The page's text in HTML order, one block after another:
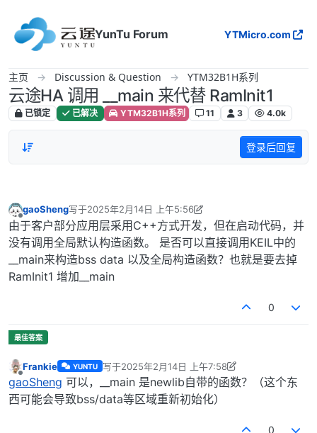
YunTu Forum
YTMicro.com
主页 Discussion & Question YTM32B1H系列
云途HA 调用 __main 来代替 RamInit1
已锁定 已解决 YTM32B1H系列 11 3 4.0k
登录后回复
离线
gaoSheng写于2025年2月14日 上午5:56
最后由 gaoSheng 编辑 2025年2月14日 下午1:57
由于客户部分应用层采用C++方式开发，但在启动代码，并
没有调用全局默认构造函数。 是否可以直接调用KEIL中的
__main来构造bss data 以及全局构造函数？也就是要去掉
RamInit1 增加__main
0
离线
Frankie YUNTU 写于2025年2月14日 上午7:58
最后由 Frankie 编辑 2025年2月14日 下午3:59
gaoSheng 可以，__main 是newlib自带的函数？（这个东
西可能会导致bss/data等区域重新初始化）
0